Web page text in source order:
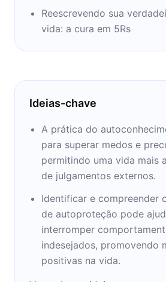
Reescrevendo sua
vida: a cura em 5Rs
Ideias-chave
A prática do
para superar medos e
permitindo uma vida mais
de julgamentos externos.
Identificar e compreender
de autoproteção pode
interromper
indesejados, promovendo
positivas na vida.